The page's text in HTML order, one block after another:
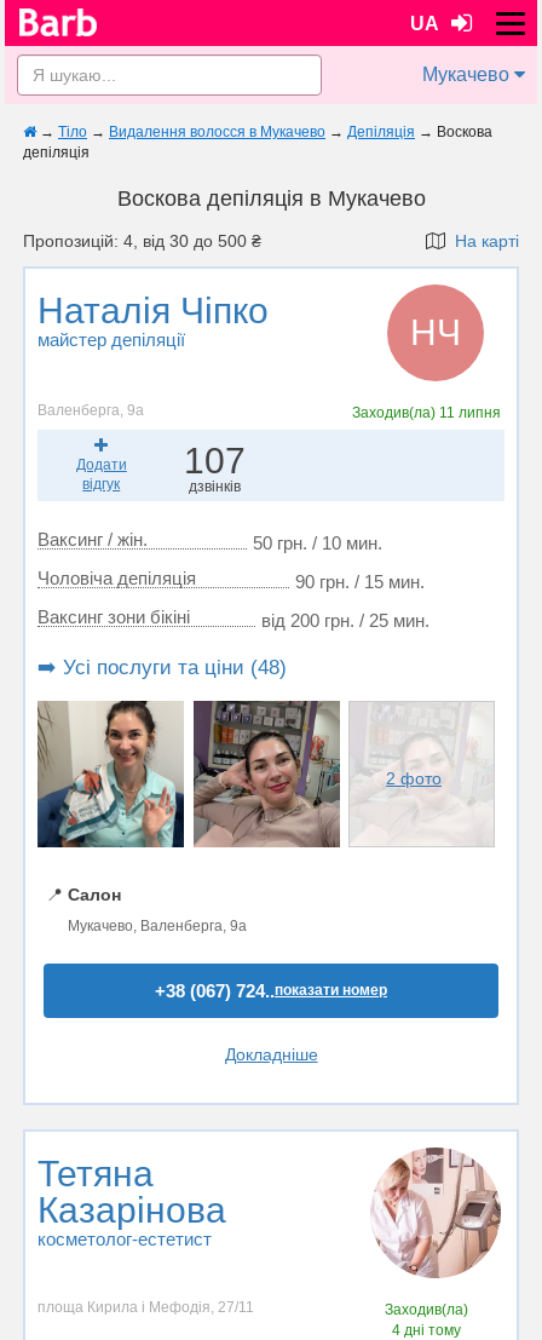
UA
Мукачево
→ Тіло → Видалення волосся в Мукачево → Депіляція → Воскова
депіляція
Воскова депіляція в Мукачево
Пропозицій: 4, від 30 до 500 ₴ На карті
Наталія Чіпко
майстер депіляції НЧ
Валенберга, 9а Заходив(ла) 11 липня
Додати
відгук
107
дзвінків
Ваксинг / жін.
50 грн. / 10 мин.
Чоловіча депіляція
90 грн. / 15 мин.
Ваксинг зони бікіні
від 200 грн. / 25 мин.
➡️ Усі послуги та ціни (48)
2 фото
📍 Салон
Мукачево, Валенберга, 9а
+38 (067) 724..показати номер
Докладніше
Тетяна
Казарінова
косметолог-естетист
площа Кирила і Мефодія, 27/11
Заходив(ла)
4 дні тому